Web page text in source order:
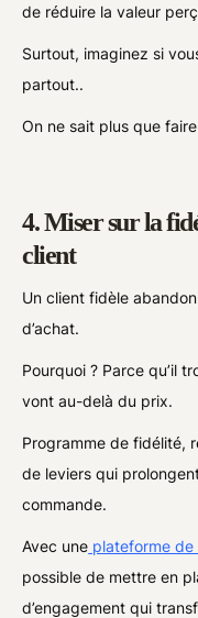
de réduire la valeur
Surtout, imaginez si
partout..
On ne sait plus que
4. Miser sur la
client
Un client fidèle
d’achat.
Pourquoi ? Parce qu’il
vont au-delà du prix.
Programme de fidélité,
de leviers qui
commande.
Avec une plateforme
possible de mettre en
d’engagement qui